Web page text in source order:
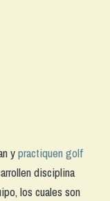
ypractiquen golf
disciplina
los cuales son